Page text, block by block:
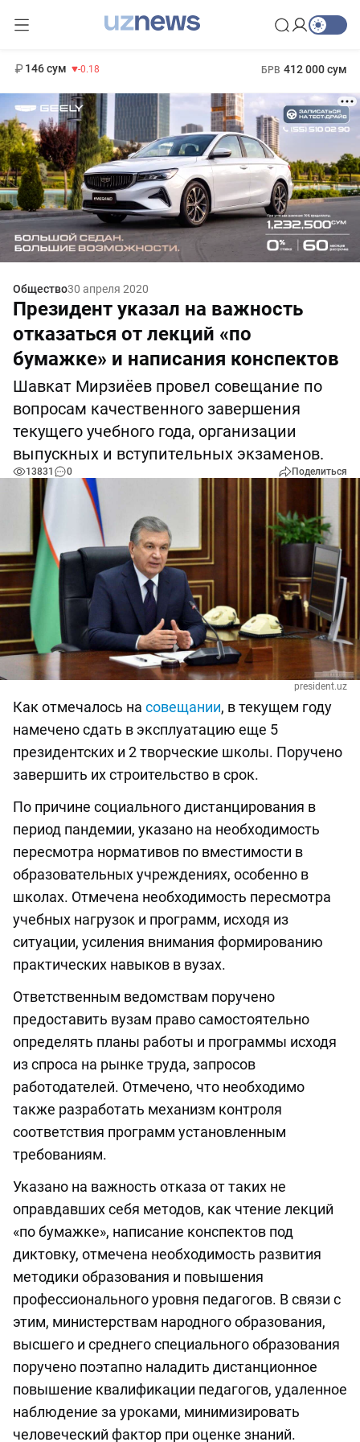
146 сум -0.18 БРВ 412 000 сум
Общество30 апреля 2020
Президент указал на важность
отказаться от лекций «по
бумажке» и написания конспектов
Шавкат Мирзиёев провел совещание по
вопросам качественного завершения
текущего учебного года, организации
выпускных и вступительных экзаменов.
13831 0 Поделиться
president.uz
Как отмечалось на совещании, в текущем году
намечено сдать в эксплуатацию еще 5
президентских и 2 творческие школы. Поручено
завершить их строительство в срок.
По причине социального дистанцирования в
период пандемии, указано на необходимость
пересмотра нормативов по вместимости в
образовательных учреждениях, особенно в
школах. Отмечена необходимость пересмотра
учебных нагрузок и программ, исходя из
ситуации, усиления внимания формированию
практических навыков в вузах.
Ответственным ведомствам поручено
предоставить вузам право самостоятельно
определять планы работы и программы исходя
из спроса на рынке труда, запросов
работодателей. Отмечено, что необходимо
также разработать механизм контроля
соответствия программ установленным
требованиям.
Указано на важность отказа от таких не
оправдавших себя методов, как чтение лекций
«по бумажке», написание конспектов под
диктовку, отмечена необходимость развития
методики образования и повышения
профессионального уровня педагогов. В связи с
этим, министерствам народного образования,
высшего и среднего специального образования
поручено поэтапно наладить дистанционное
повышение квалификации педагогов, удаленное
наблюдение за уроками, минимизировать
человеческий фактор при оценке знаний.